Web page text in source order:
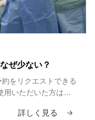
ぜ少ない？
をリクエストできる
用いただいた方は気
院であれば、週に
詳しく見る